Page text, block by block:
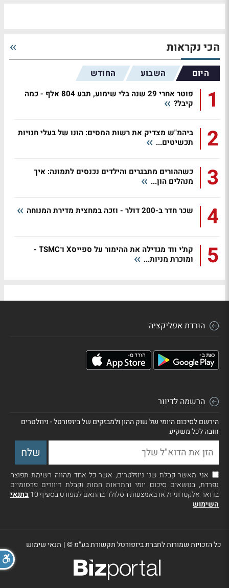
הכי נקראות
היום השבוע החודש
1
פוטר אחרי 29 שנה בלי שימוע, תבע 804 אלף - כמה
קיבל?
2
ביהמ"ש מצדיק את רשות המסים: הונו של בעלי חנויות
תכשיטים...
3
כשההורים מתבגרים והילדים נכנסים לתמונה: איך
מנהלים הון...
4 שכר חדר ב-200 דולר - וזכה במחצית מדירת המנוחה
5
קת׳י ווד מגדילה את ההימור על ספייסX ו־TSMC -
ומוכרת מניות...
הורדת אפליקציה
הרשמה לדיוור
הירשם לסיכום היומי של שוק ההון ולמבזקים של ביזפורטל - ניוזלטרים
חובה לכל משקיע
אני מאשר קבלת שני ניוזלטרים, אשר כל אחד מהווה רשימת תפוצה
נפרדת, בנושאים סיכום יומי והתראות חמות וקבלת דיוורים פרסומיים
בדואר אלקטרוני ו/ או באמצעות הסלולר בהתאם למפורט בסעיף 10
בתנאי
השימוש
כל הזכויות שמורות לחברת ביזפורטל תקשורת בע"מ ©| תנאי שימוש